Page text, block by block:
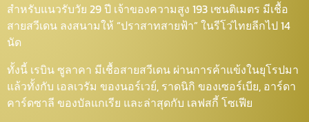
สำหรับแนวรับวัย 29 ปี เจ้าของความสูง 193 เซนติเมตร มีเชื้อ
สายสวีเดน ลงสนามให้ “ปราสาทสายฟ้า” ในรีโว่ไทยลีกไป 14
นัด
ทั้งนี้ เรบิน ซูลาคา มีเชื้อสายสวีเดน ผ่านการค้าแข้งในยุโรปมา
แล้วทั้งกับ เอลเวรัม ของนอร์เวย์, ราดนิกิ ของเซอร์เบีย, อาร์ดา
คาร์ดซาลี ของบัลแกเรีย และล่าสุดกับ เลฟสกี้ โซเฟีย